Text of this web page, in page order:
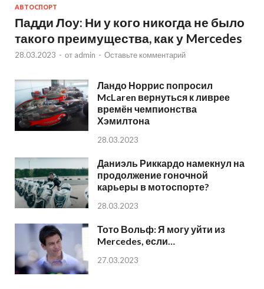
АВТОСПОРТ
Падди Лоу: Ни у кого никогда не было
такого преимущества, как у Mercedes
28.03.2023 - от admin - Оставьте комментарий
Ландо Норрис попросил
McLaren вернуться к ливрее
времён чемпионства
Хэмилтона
28.03.2023
Даниэль Риккардо намекнул на
продолжение гоночной
карьеры в мотоспорте?
28.03.2023
Тото Вольф: Я могу уйти из
Mercedes, если…
27.03.2023